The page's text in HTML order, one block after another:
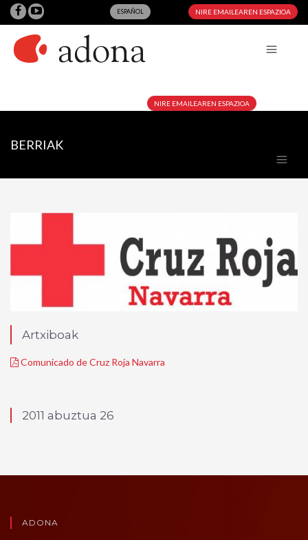
ESPAÑOL NIRE EMAILEAREN ESPAZIOA
NIRE EMAILEAREN ESPAZIOA
BERRIAK
Artxiboak
Comunicado de Cruz Roja Navarra
2011 abuztua 26
ADONA